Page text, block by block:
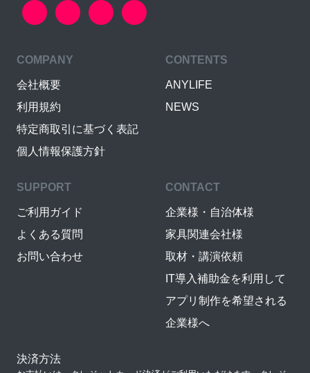
COMPANY
会社概要
利用規約
特定商取引に基づく表記
個人情報保護方針
CONTENTS
ANYLIFE
NEWS
SUPPORT
ご利用ガイド
よくある質問
お問い合わせ
CONTACT
企業様・自治体様
家具関連会社様
取材・講演依頼
IT導入補助金を利用して
アプリ制作を希望される
企業様へ
決済方法